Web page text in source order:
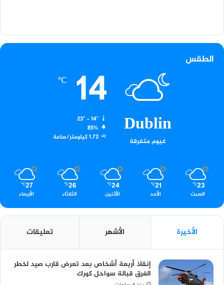
الطقس
Dublin
غيوم متفرقة
14
℃
23º - 14º
85%
1.72 كيلومتر/ساعة
23
℃
السبت
21
℃
الأحد
24
℃
الأثنين
26
℃
الثلاثاء
27
℃
الأربعاء
الأخيرة الأشهر تعليقات
إنقاذ أربعة أشخاص بعد تعرض قارب صيد لخطر
الغرق قبالة سواحل كورك